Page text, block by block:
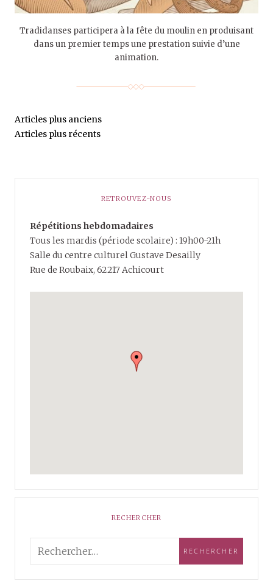
Tradidanses participera à la fête du moulin en produisant
dans un premier temps une prestation suivie d’une
animation.
Articles plus anciens
Articles plus récents
RETROUVEZ-NOUS
Répétitions hebdomadaires
Tous les mardis (période scolaire) : 19h00-21h
Salle du centre culturel Gustave Desailly
Rue de Roubaix, 62217 Achicourt
RECHERCHER